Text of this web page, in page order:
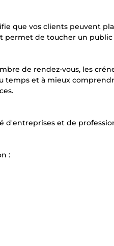
que vos clients peuvent
permet de toucher un public
de rendez-vous, les
temps et à mieux
d'entreprises et de
: